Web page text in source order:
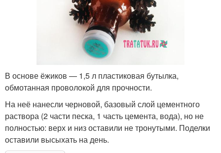
В основе ёжиков — 1,5 л пластиковая бутылка,
обмотанная проволокой для прочности.
На неё нанесли черновой, базовый слой цементного
раствора (2 части песка, 1 часть цемента, вода), но не
полностью: верх и низ оставили не тронутыми. Поделки
оставили высыхать на день.